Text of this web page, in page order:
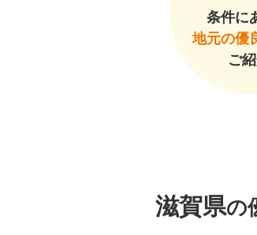
条件に
地元の優
ご
滋賀県の